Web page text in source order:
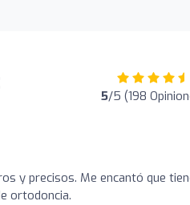
5/5 (198
y precisos. Me encantó que
ortodoncia.